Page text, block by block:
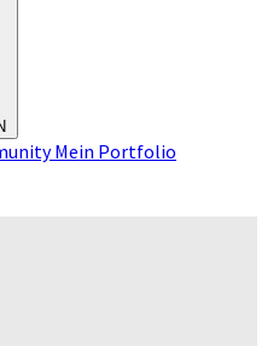
Mein Portfolio